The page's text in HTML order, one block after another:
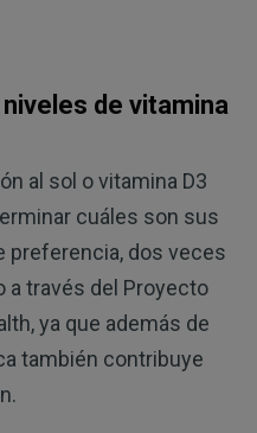
de vitamina
al sol o vitamina D3
cuáles son sus
preferencia, dos veces
a través del Proyecto
ya que además de
también contribuye